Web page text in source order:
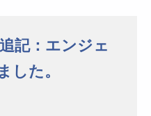
記：エンジェ
した。